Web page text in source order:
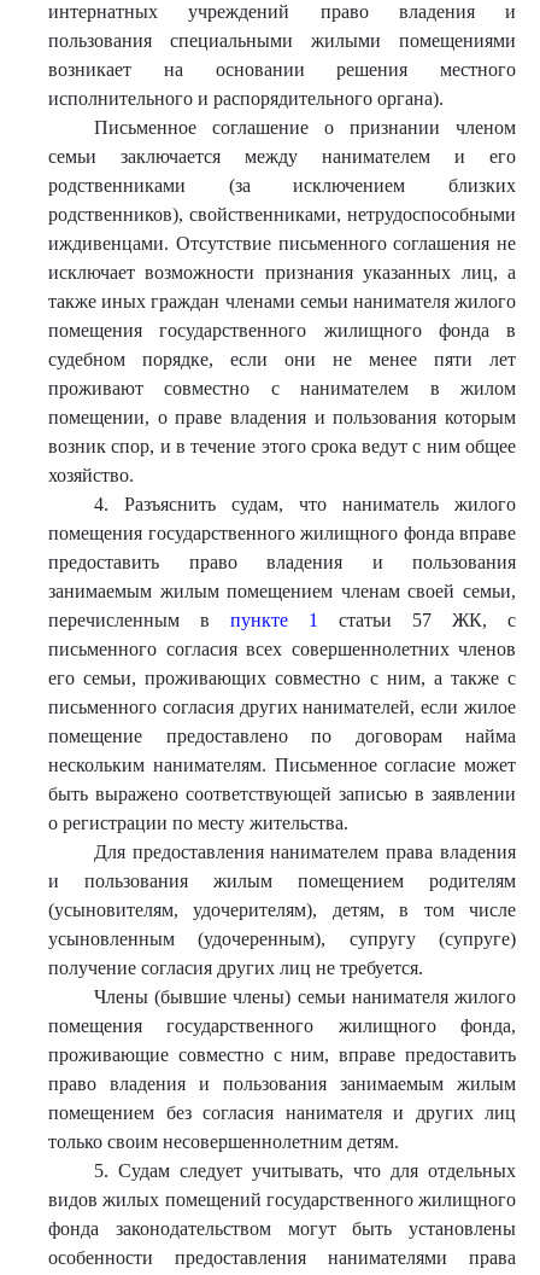
интернатных учреждений право владения и
пользования специальными жилыми помещениями
возникает на основании решения местного
исполнительного и распорядительного органа).
Письменное соглашение о признании членом
семьи заключается между нанимателем и его
родственниками (за исключением близких
родственников), свойственниками, нетрудоспособными
иждивенцами. Отсутствие письменного соглашения не
исключает возможности признания указанных лиц, а
также иных граждан членами семьи нанимателя жилого
помещения государственного жилищного фонда в
судебном порядке, если они не менее пяти лет
проживают совместно с нанимателем в жилом
помещении, о праве владения и пользования которым
возник спор, и в течение этого срока ведут с ним общее
хозяйство.
4. Разъяснить судам, что наниматель жилого
помещения государственного жилищного фонда вправе
предоставить право владения и пользования
занимаемым жилым помещением членам своей семьи,
перечисленным в пункте 1
статьи 57 ЖК, с
письменного согласия всех совершеннолетних членов
его семьи, проживающих совместно с ним, а также с
письменного согласия других нанимателей, если жилое
помещение предоставлено по договорам найма
нескольким нанимателям. Письменное согласие может
быть выражено соответствующей записью в заявлении
о регистрации по месту жительства.
Для предоставления нанимателем права владения
и пользования жилым помещением родителям
(усыновителям, удочерителям), детям, в том числе
усыновленным (удочеренным), супругу (супруге)
получение согласия других лиц не требуется.
Члены (бывшие члены) семьи нанимателя жилого
помещения государственного жилищного фонда,
проживающие совместно с ним, вправе предоставить
право владения и пользования занимаемым жилым
помещением без согласия нанимателя и других лиц
только своим несовершеннолетним детям.
5. Судам следует учитывать, что для отдельных
видов жилых помещений государственного жилищного
фонда законодательством могут быть установлены
особенности предоставления нанимателями права